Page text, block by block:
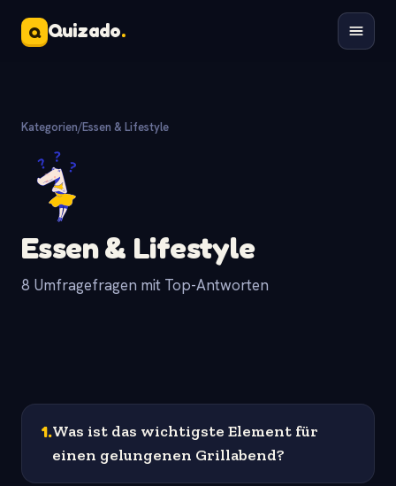
Q Quizado.
Kategorien/Essen & Lifestyle
Essen & Lifestyle
8 Umfragefragen mit Top-Antworten
1.Was ist das wichtigste Element für
einen gelungenen Grillabend?